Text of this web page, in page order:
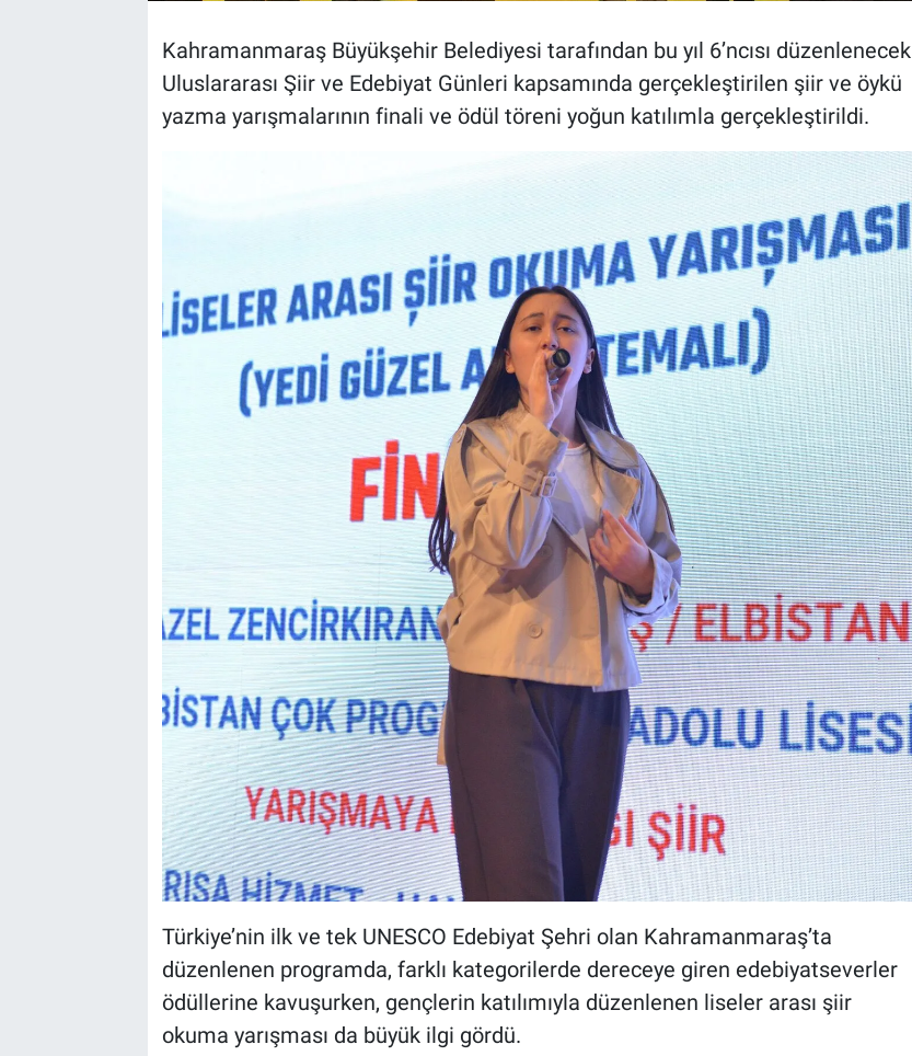
Kahramanmaraş Büyükşehir Belediyesi tarafından bu yıl 6’ncısı düzenlenecek
Uluslararası Şiir ve Edebiyat Günleri kapsamında gerçekleştirilen şiir ve öykü
yazma yarışmalarının finali ve ödül töreni yoğun katılımla gerçekleştirildi.
Türkiye’nin ilk ve tek UNESCO Edebiyat Şehri olan Kahramanmaraş’ta
düzenlenen programda, farklı kategorilerde dereceye giren edebiyatseverler
ödüllerine kavuşurken, gençlerin katılımıyla düzenlenen liseler arası şiir
okuma yarışması da büyük ilgi gördü.